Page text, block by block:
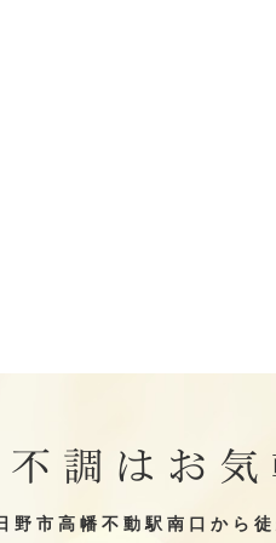
調はお
野市高幡不動駅南口から